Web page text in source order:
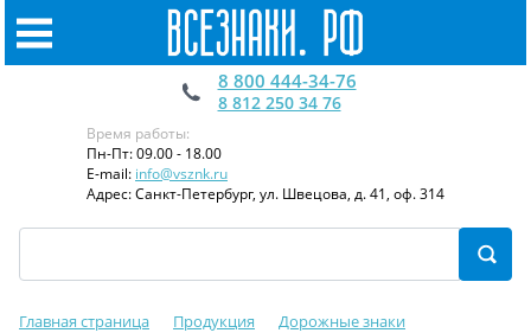
8 800 444-34-76
8 812 250 34 76
Время работы:
Пн-Пт: 09.00 - 18.00
E-mail: info@vsznk.ru
Адрес: Санкт-Петербург, ул. Швецова, д. 41, оф. 314
Главная страница Продукция
Дорожные знаки